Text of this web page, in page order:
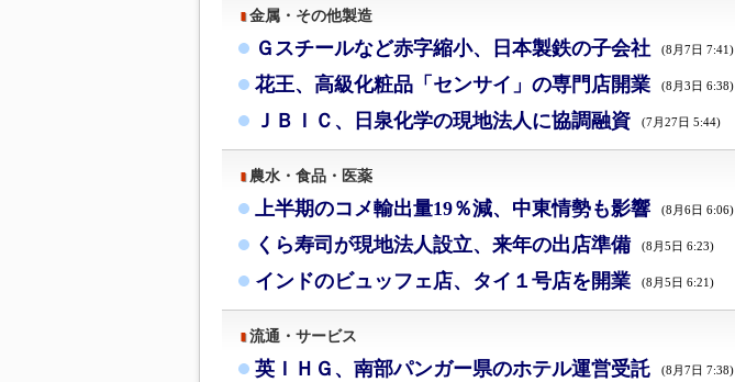
金属・その他製造
Ｇスチールなど赤字縮小、日本製鉄の子会社 (8月7日 7:41)
花王、高級化粧品「センサイ」の専門店開業 (8月3日 6:38)
ＪＢＩＣ、日泉化学の現地法人に協調融資 (7月27日 5:44)
農水・食品・医薬
上半期のコメ輸出量19％減、中東情勢も影響 (8月6日 6:06)
くら寿司が現地法人設立、来年の出店準備 (8月5日 6:23)
インドのビュッフェ店、タイ１号店を開業 (8月5日 6:21)
流通・サービス
英ＩＨＧ、南部パンガー県のホテル運営受託 (8月7日 7:38)